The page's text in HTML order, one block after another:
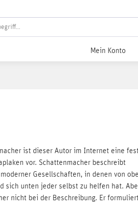
Mein Konto
ist dieser Autor im Internet eine
vor. Schattenmacher beschreibt
Gesellschaften, in denen von
sich unten jeder selbst zu helfen hat.
nicht bei der Beschreibung. Er